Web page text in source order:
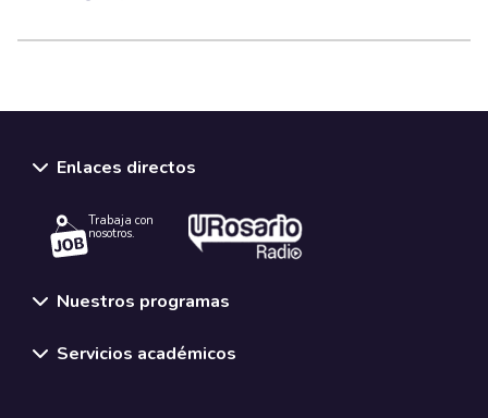
Enlaces directos
Trabaja con
nosotros.
Nuestros programas
Servicios académicos